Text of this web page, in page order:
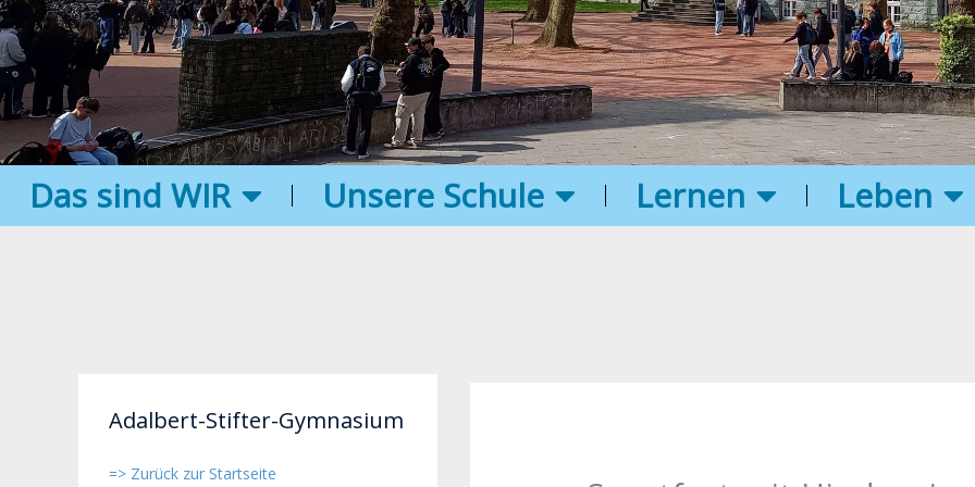
Das sind WIR Unsere Schule Lernen Leben
Adalbert-Stifter-Gymnasium
=> Zurück zur Startseite